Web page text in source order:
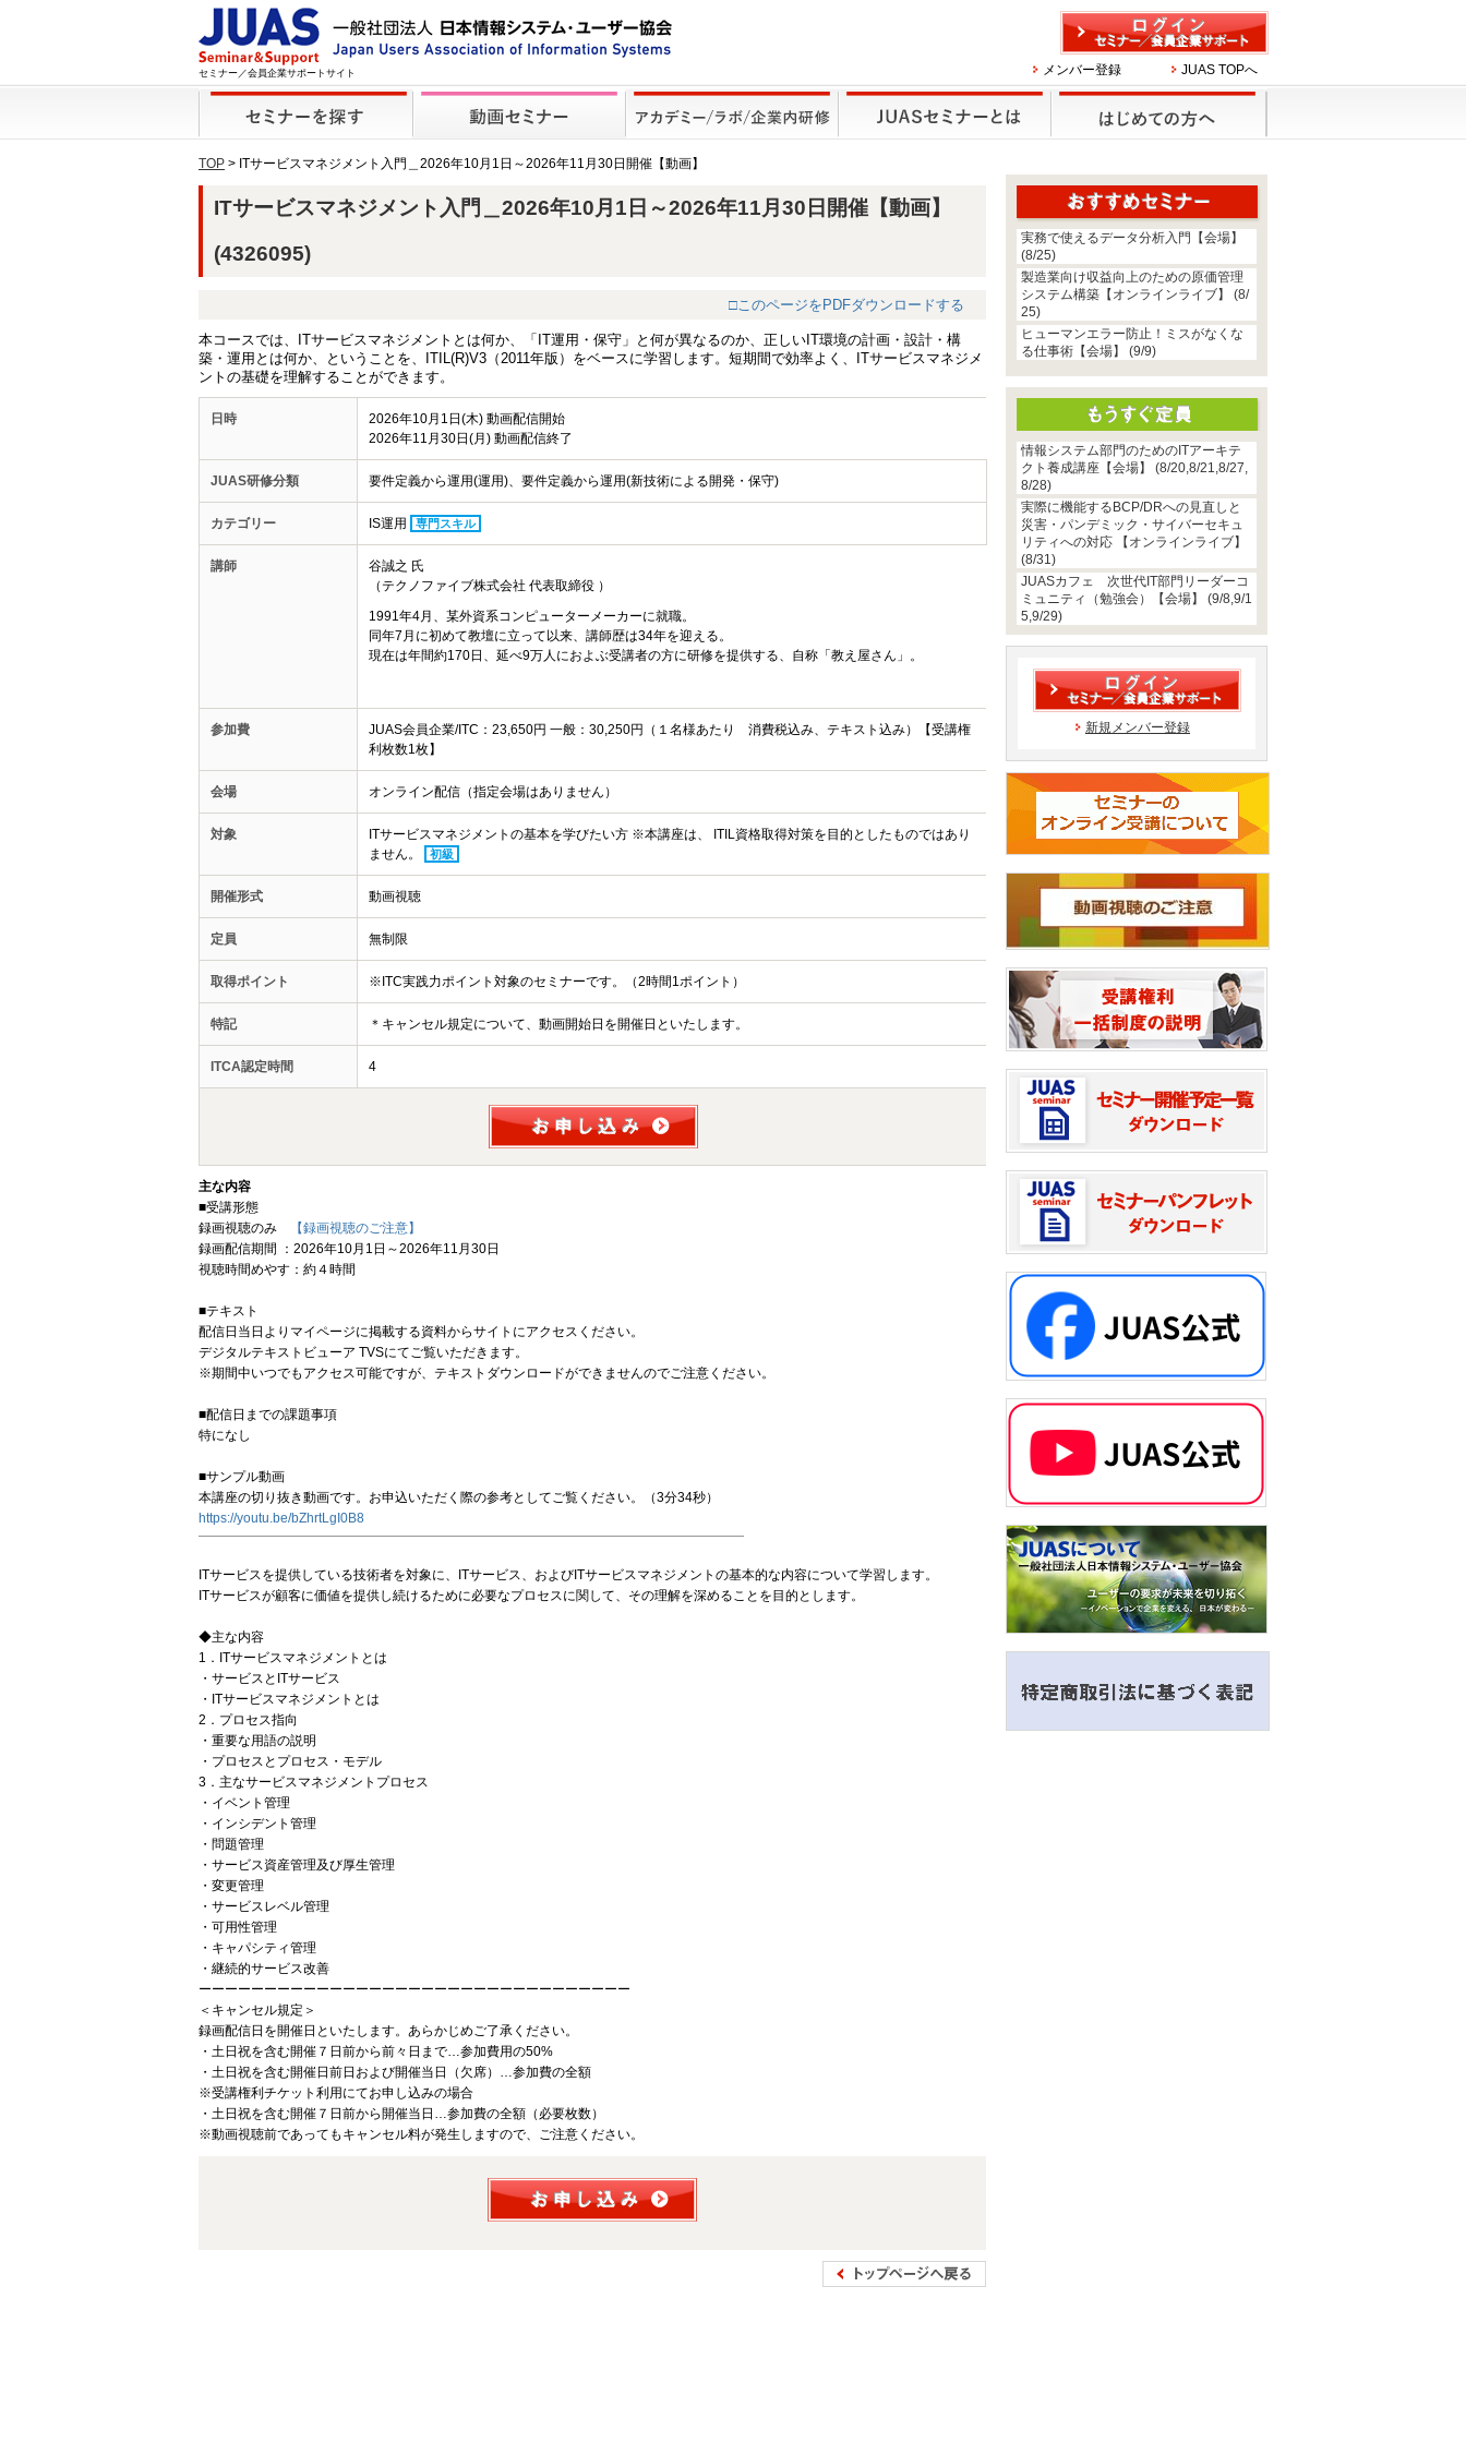
セミナー／会員企業サポートサイト メンバー登録 JUAS TOPへ
TOP > ITサービスマネジメント入門＿2026年10月1日～2026年11月30日開催【動画】
ITサービスマネジメント入門＿2026年10月1日～2026年11月30日開催【動画】
(4326095)
□このページをPDFダウンロードする
本コースでは、ITサービスマネジメントとは何か、「IT運用・保守」と何が異なるのか、正しいIT環境の計画・設計・構
築・運用とは何か、ということを、ITIL(R)V3（2011年版）をベースに学習します。短期間で効率よく、ITサービスマネジメ
ントの基礎を理解することができます。
日時
2026年10月1日(木) 動画配信開始
2026年11月30日(月) 動画配信終了
JUAS研修分類 要件定義から運用(運用)、要件定義から運用(新技術による開発・保守)
カテゴリー IS運用 専門スキル
講師
谷誠之 氏
（テクノファイブ株式会社 代表取締役 ）
1991年4月、某外資系コンピューターメーカーに就職。
同年7月に初めて教壇に立って以来、講師歴は34年を迎える。
現在は年間約170日、延べ9万人におよぶ受講者の方に研修を提供する、自称「教え屋さん」。
参加費
JUAS会員企業/ITC：23,650円 一般：30,250円（１名様あたり 消費税込み、テキスト込み）【受講権
利枚数1枚】
会場 オンライン配信（指定会場はありません）
対象
ITサービスマネジメントの基本を学びたい方 ※本講座は、 ITIL資格取得対策を目的としたものではあり
ません。
初級
開催形式 動画視聴
定員 無制限
取得ポイント ※ITC実践力ポイント対象のセミナーです。（2時間1ポイント）
特記 ＊キャンセル規定について、動画開始日を開催日といたします。
ITCA認定時間 4
主な内容
■受講形態
録画視聴のみ
【録画視聴のご注意】
録画配信期間 ：2026年10月1日～2026年11月30日
視聴時間めやす：約４時間
■テキスト
配信日当日よりマイページに掲載する資料からサイトにアクセスください。
デジタルテキストビューア TVSにてご覧いただきます。
※期間中いつでもアクセス可能ですが、テキストダウンロードができませんのでご注意ください。
■配信日までの課題事項
特になし
■サンプル動画
本講座の切り抜き動画です。お申込いただく際の参考としてご覧ください。（3分34秒）
https://youtu.be/bZhrtLgI0B8
ITサービスを提供している技術者を対象に、ITサービス、およびITサービスマネジメントの基本的な内容について学習します。
ITサービスが顧客に価値を提供し続けるために必要なプロセスに関して、その理解を深めることを目的とします。
◆主な内容
1．ITサービスマネジメントとは
・サービスとITサービス
・ITサービスマネジメントとは
2．プロセス指向
・重要な用語の説明
・プロセスとプロセス・モデル
3．主なサービスマネジメントプロセス
・イベント管理
・インシデント管理
・問題管理
・サービス資産管理及び厚生管理
・変更管理
・サービスレベル管理
・可用性管理
・キャパシティ管理
・継続的サービス改善
ーーーーーーーーーーーーーーーーーーーーーーーーーーーーーーーーー
＜キャンセル規定＞
録画配信日を開催日といたします。あらかじめご了承ください。
・土日祝を含む開催７日前から前々日まで…参加費用の50%
・土日祝を含む開催日前日および開催当日（欠席）…参加費の全額
※受講権利チケット利用にてお申し込みの場合
・土日祝を含む開催７日前から開催当日…参加費の全額（必要枚数）
※動画視聴前であってもキャンセル料が発生しますので、ご注意ください。
実務で使えるデータ分析入門【会場】
(8/25)
製造業向け収益向上のための原価管理
システム構築【オンラインライブ】 (8/
25)
ヒューマンエラー防止！ミスがなくな
る仕事術【会場】 (9/9)
情報システム部門のためのITアーキテ
クト養成講座【会場】 (8/20,8/21,8/27,
8/28)
実際に機能するBCP/DRへの見直しと
災害・パンデミック・サイバーセキュ
リティへの対応 【オンラインライブ】
(8/31)
JUASカフェ 次世代IT部門リーダーコ
ミュニティ（勉強会）【会場】 (9/8,9/1
5,9/29)
新規メンバー登録